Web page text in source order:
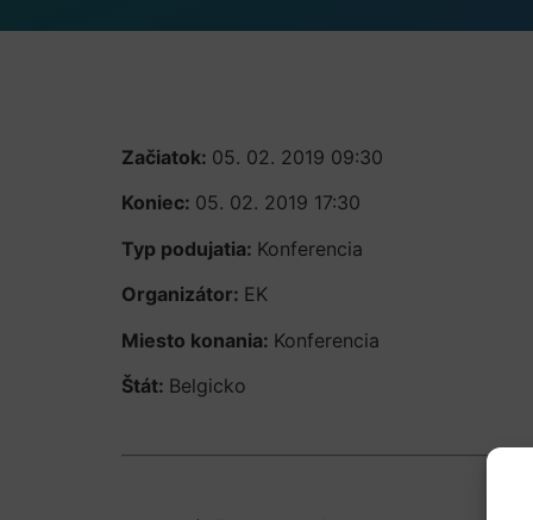
Začiatok: 05. 02. 2019 09:30
Koniec: 05. 02. 2019 17:30
Typ podujatia: Konferencia
Organizátor: EK
Miesto konania: Konferencia
Štát: Belgicko